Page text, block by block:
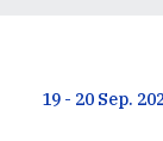
19 - 20 Sep.